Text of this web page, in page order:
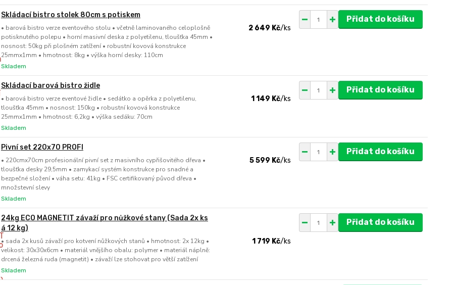
Skládací bistro stolek 80cm s potiskem
• barová bistro verze eventového stolu • včetně laminovaného celoplošně
potisknutého polepu • horní masivní deska z polyetilenu, tloušťka 45mm •
nosnost: 50kg při plošném zatížení • robustní kovová konstrukce
25mmx1mm • hmotnost: 8kg • výška horní desky: 110cm
2 649 Kč/ks
Skladem
Přidat do košíku
Skládací barová bistro židle
• barová bistro verze eventové židle • sedátko a opěrka z polyetilenu,
tloušťka 45mm • nosnost: 150kg • robustní kovová konstrukce
25mmx1mm • hmotnost: 6,2kg • výška sedáku: 70cm
1 149 Kč/ks
Skladem
Přidat do košíku
Pivní set 220x70 PROFI
• 220cmx70cm profesionální pivní set z masivního cypřišovitého dřeva •
tloušťka desky 29,5mm • zamykací systém konstrukce pro snadné a
bezpečné složení • váha setu: 41kg • FSC certifikovaný původ dřeva •
množstevní slevy
5 599 Kč/ks
Skladem
Přidat do košíku
24kg ECO MAGNETIT závaží pro nůžkové stany (Sada 2x ks
á 12 kg)
• sada 2x kusů závaží pro kotvení nůžkových stanů • hmotnost: 2x 12kg •
velikost: 30x30x6cm • materiál vnějšího obalu: polymer • materiál náplně:
drcená železná ruda (magnetit) • závaží lze stohovat pro větší zatížení
1 719 Kč/ks
Skladem
Přidat do košíku